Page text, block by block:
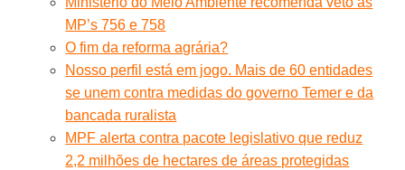
MP’s 756 e 758
O fim da reforma agrária?
Nosso perfil está em jogo. Mais de 60 entidades
se unem contra medidas do governo Temer e da
bancada ruralista
MPF alerta contra pacote legislativo que reduz
2,2 milhões de hectares de áreas protegidas